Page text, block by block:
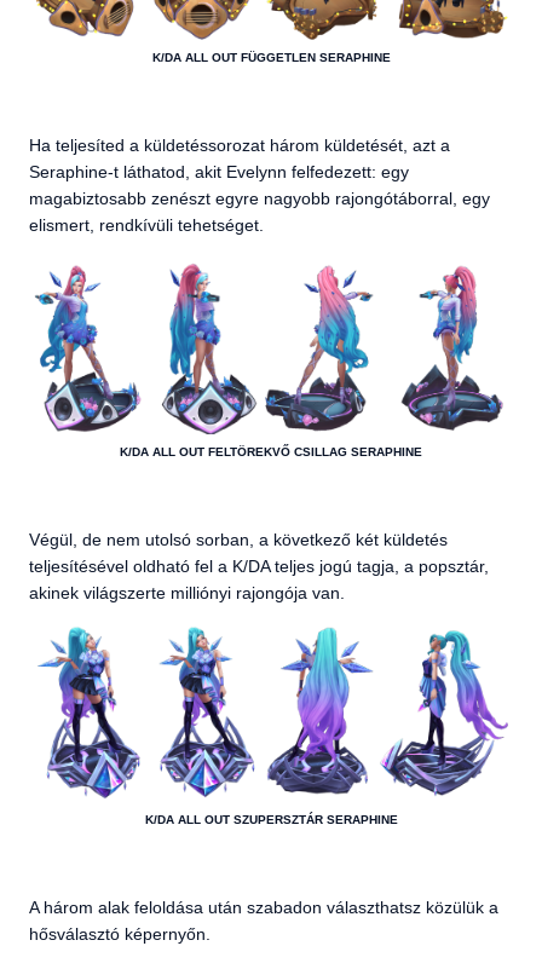
K/DA ALL OUT FÜGGETLEN SERAPHINE
Ha teljesíted a küldetéssorozat három küldetését, azt a
Seraphine-t láthatod, akit Evelynn felfedezett: egy
magabiztosabb zenészt egyre nagyobb rajongótáborral, egy
elismert, rendkívüli tehetséget.
K/DA ALL OUT FELTÖREKVŐ CSILLAG SERAPHINE
Végül, de nem utolsó sorban, a következő két küldetés
teljesítésével oldható fel a K/DA teljes jogú tagja, a popsztár,
akinek világszerte milliónyi rajongója van.
K/DA ALL OUT SZUPERSZTÁR SERAPHINE
A három alak feloldása után szabadon választhatsz közülük a
hősválasztó képernyőn.